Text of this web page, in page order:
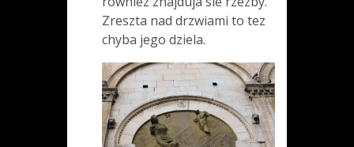
Zreszta nad drzwiami to tez
chyba jego dziela.